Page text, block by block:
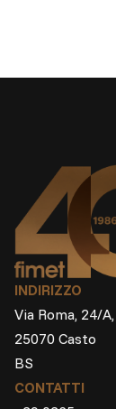
INDIRIZZO
Via Roma, 24/A,
25070 Casto
BS
CONTATTI